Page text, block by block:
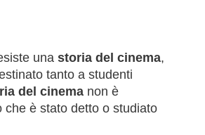
una storia del cinema,
tanto a studenti
del cinema non è
è stato detto o studiato